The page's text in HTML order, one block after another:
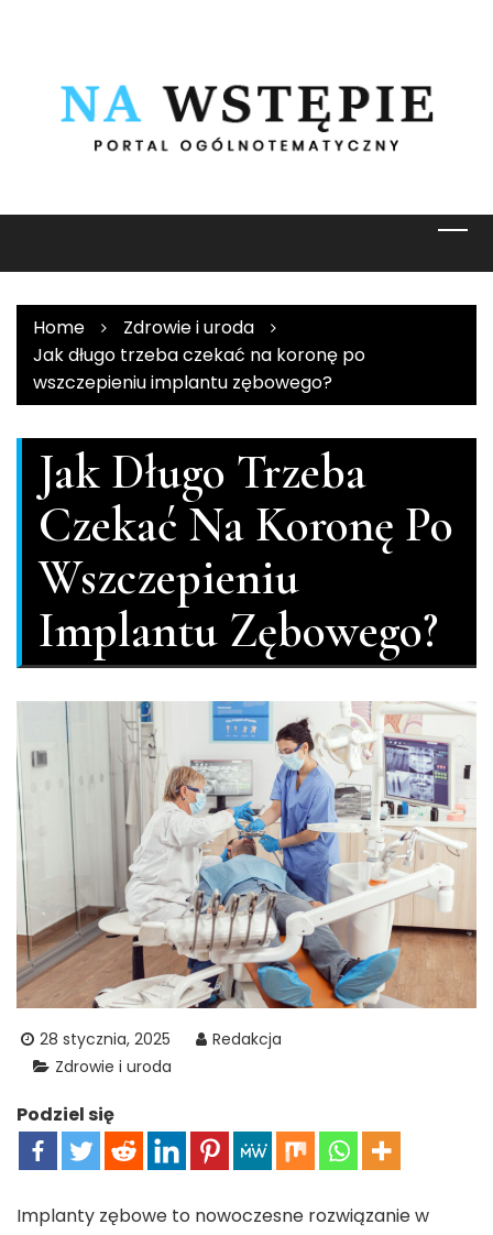
Home
Zdrowie i uroda
Jak długo trzeba czekać na koronę po
wszczepieniu implantu zębowego?
Jak Długo Trzeba
Czekać Na Koronę Po
Wszczepieniu
Implantu Zębowego?
28 stycznia, 2025
Redakcja
Zdrowie i uroda
Podziel się
Implanty zębowe to nowoczesne rozwiązanie w